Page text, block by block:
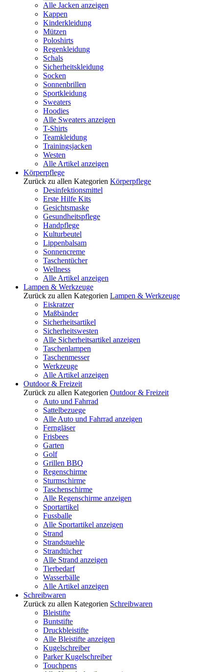
Alle Jacken anzeigen
Kappen
Kinderkleidung
Mützen
Poloshirts
Regenkleidung
Schals
Sicherheitskleidung
Socken
Sonnenbrillen
Sportkleidung
Sweaters
Hoodies
Alle Sweaters anzeigen
T-Shirts
Teamkleidung
Trainingsjacken
Westen
Alle Artikel anzeigen
Körperpflege
Zurück zu allen Kategorien Körperpflege
Desinfektionsmittel
Erste Hilfe Kits
Gesichtsmaske
Gesundheitspflege
Handpflege
Kulturbeutel
Lippenbalsam
Sonnencreme
Taschentücher
Wellness
Alle Artikel anzeigen
Lampen & Werkzeuge
Zurück zu allen Kategorien Lampen & Werkzeuge
Eiskratzer
Maßbänder
Sicherheitsartikel
Sicherheitswesten
Alle Sicherheitsartikel anzeigen
Taschenlampen
Taschenmesser
Werkzeuge
Alle Artikel anzeigen
Outdoor & Freizeit
Zurück zu allen Kategorien Outdoor & Freizeit
Auto und Fahrrad
Sattelbezuege
Alle Auto und Fahrrad anzeigen
Ferngläser
Frisbees
Garten
Golf
Grillen BBQ
Regenschirme
Sturmschirme
Taschenschirme
Alle Regenschirme anzeigen
Sportartikel
Fussballe
Alle Sportartikel anzeigen
Strand
Strandstuehle
Strandtücher
Alle Strand anzeigen
Tierbedarf
Wasserbälle
Alle Artikel anzeigen
Schreibwaren
Zurück zu allen Kategorien Schreibwaren
Bleistifte
Buntstifte
Druckbleistifte
Alle Bleistifte anzeigen
Kugelschreiber
Parker Kugelschreiber
Touchpens